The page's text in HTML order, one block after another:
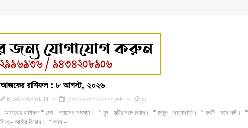
আজকের রাশিফল :‌ ‌‌৮ আগস্ট, ২০২৬
E SAMAKALIN ৮/০৮/২০২৬ ০৬:০০:০০ AM 0
‌ আজকের রাশিফল * মেষ– শ্বাসের সমস্যা। * বৃষ– স্ত্রীর সঙ্গে বিবাদ। * মিথুন– ছাড়াছাড়ি। * কর্কট– মনে কষ্ট। *
সিংহ– আত্মীয় বিরোধ। * কন্যা–...